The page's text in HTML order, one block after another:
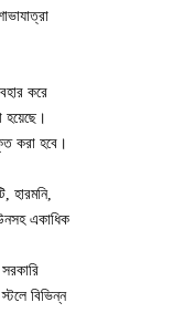
করে
করা হবে।
হারমনি,
একাধিক
বিভিন্ন